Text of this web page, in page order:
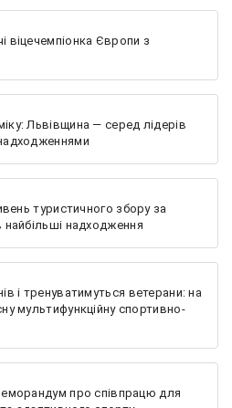
віцечемпіонка Європи з
Львівщина — серед лідерів
туристичного збору за
надходження
і тренуватимуться ветерани: на
мультифункційну спортивно-
про співпрацю для